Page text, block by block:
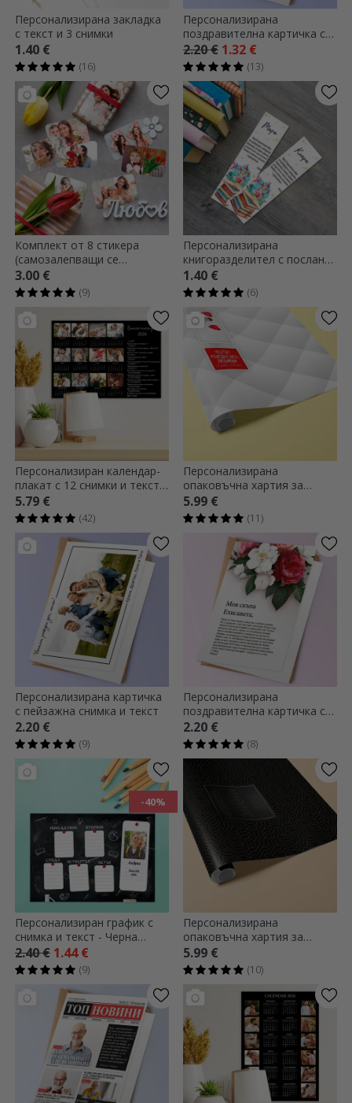
Персонализирана закладка
с текст и 3 снимки
1.40 €
(16)
Персонализирана
поздравителна картичка с
фотография
2.20 € 1.32 €
(13)
Комплект от 8 стикера
(самозалепващи се
етикети), персонализирани
с фотографии
3.00 €
(9)
Персонализирана
книгоразделител с послание
- Магичният свят на
историите
1.40 €
(6)
Персонализиран календар-
плакат с 12 снимки и текст -
Специални дни
5.79 €
(42)
Персонализирана
опаковъчна хартия за
подаръци с фотография и
текст
5.99 €
(11)
Персонализирана картичка
с пейзажна снимка и текст
2.20 €
(9)
Персонализирана
поздравителна картичка с
текст - Любовно писмо
2.20 €
(8)
-40%
Персонализиран график с
снимка и текст - Черна
дъска
2.40 € 1.44 €
(9)
Персонализирана
опаковъчна хартия за
подаръци с текст - Черно и
златно
5.99 €
(10)